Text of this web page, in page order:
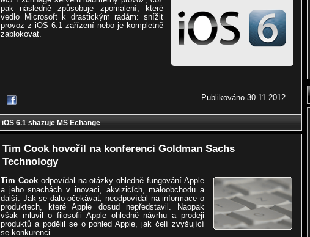
pak následně způsobuje zpomalení, které
vedlo Microsoft k drastickým radám: snížit
provoz z iOS 6.1 zařízení nebo je kompletně
zablokovat.
Publikováno 30.11.2012
iOS 6.1 shazuje MS Echange
Tim Cook hovořil na konferenci Goldman Sachs
Technology
Tim Cookodpovídal na otázky ohledně fungování Apple
a jeho snachách v inovaci, akvizicích, maloobchodu a
další. Jak se dalo očekávat, neodpovídal na informace o
produktech, které Apple dosud nepředstavil. Naopak
však mluvil o filosofii Apple ohledně návrhu a prodeji
produktů a podělil se o pohled Apple, jak čelí zvyšující
se konkurenci.